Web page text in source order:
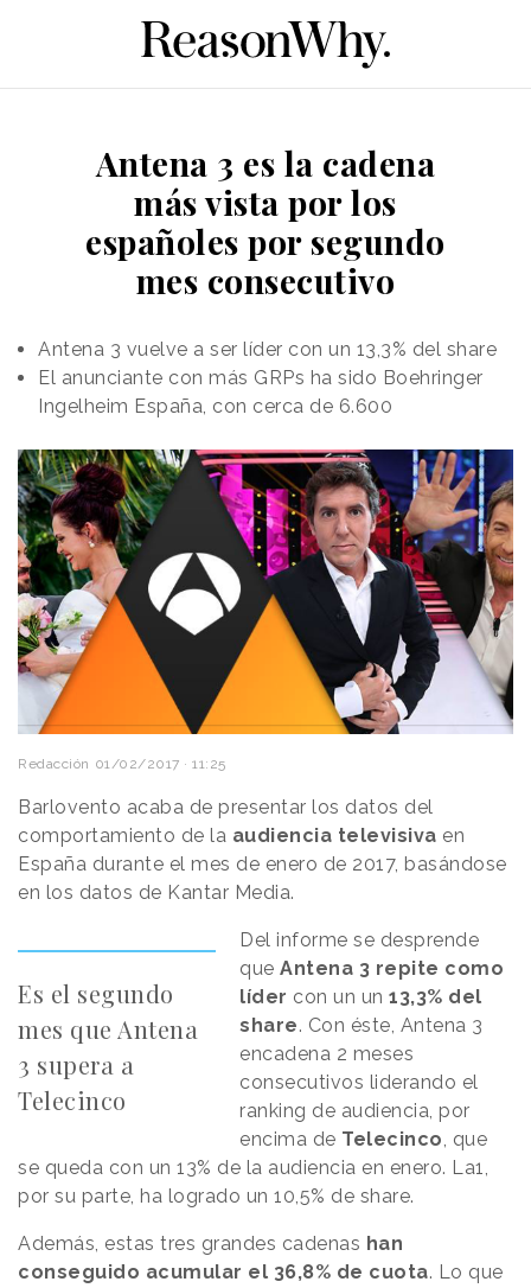
Antena 3 es la cadena
más vista por los
españoles por segundo
mes consecutivo
Antena 3 vuelve a ser líder con un 13,3% del share
El anunciante con más GRPs ha sido Boehringer
Ingelheim España, con cerca de 6.600
Redacción 01/02/2017 · 11:25
Barlovento acaba de presentar los datos del
comportamiento de la audiencia televisiva en
España durante el mes de enero de 2017, basándose
en los datos de Kantar Media.
Es el segundo
mes que Antena
3 supera a
Telecinco
Del informe se desprende
que Antena 3 repite como
líder con un un13,3% del
share. Con éste, Antena 3
encadena 2 meses
consecutivos liderando el
ranking de audiencia, por
encima de Telecinco, que
se queda con un 13% de la audiencia en enero. La1,
por su parte, ha logrado un 10,5% de share.
Además, estas tres grandes cadenas han
conseguido acumular el 36,8% de cuota. Lo que